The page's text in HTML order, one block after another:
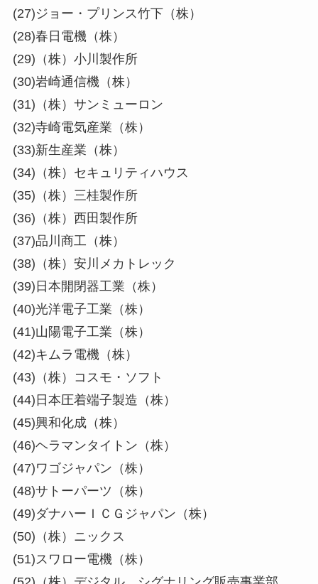
(27)ジョー・プリンス竹下（株）
(28)春日電機（株）
(29)（株）小川製作所
(30)岩崎通信機（株）
(31)（株）サンミューロン
(32)寺崎電気産業（株）
(33)新生産業（株）
(34)（株）セキュリティハウス
(35)（株）三桂製作所
(36)（株）西田製作所
(37)品川商工（株）
(38)（株）安川メカトレック
(39)日本開閉器工業（株）
(40)光洋電子工業（株）
(41)山陽電子工業（株）
(42)キムラ電機（株）
(43)（株）コスモ・ソフト
(44)日本圧着端子製造（株）
(45)興和化成（株）
(46)ヘラマンタイトン（株）
(47)ワゴジャパン（株）
(48)サトーパーツ（株）
(49)ダナハーＩＣＧジャパン（株）
(50)（株）ニックス
(51)スワロー電機（株）